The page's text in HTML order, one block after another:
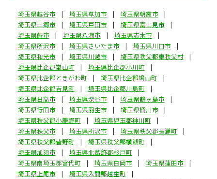
埼玉県越谷市 埼玉県草加市
埼玉県朝霞市
埼玉県三郷市
埼玉県戸田市
埼玉県富士見市
埼玉県蕨市
埼玉県八潮市
埼玉県志木市
埼玉県所沢市
埼玉県さいたま市
埼玉県川口市
埼玉県和光市
埼玉県川越市
埼玉県秩父郡東秩父村
埼玉県比企郡嵐山町
埼玉県比企郡小川町
埼玉県比企郡ときがわ町
埼玉県比企郡鳩山町
埼玉県比企郡吉見町
埼玉県比企郡川島町
埼玉県日高市
埼玉県深谷市
埼玉県鶴ヶ島市
埼玉県行田市
埼玉県羽生市
埼玉県桶川市
埼玉県秩父郡小鹿野町
埼玉県児玉郡神川町
埼玉県秩父市
埼玉県所沢市
埼玉県秩父郡長瀞町
埼玉県秩父郡皆野町
埼玉県秩父郡横瀬町
埼玉県加須市
埼玉県北葛飾郡杉戸町
埼玉県南埼玉郡宮代町
埼玉県白岡市
埼玉県蓮田市
埼玉県上尾市
埼玉県入間郡越生町